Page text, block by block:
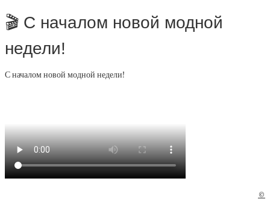
🎬 С началом новой модной
недели!
С началом новой модной недели!
©